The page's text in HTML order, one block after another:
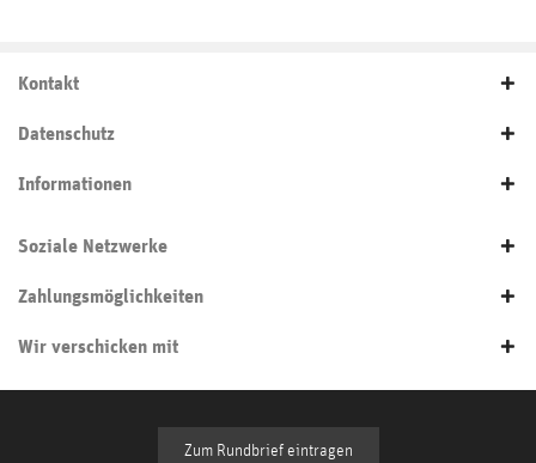
Kontakt
Datenschutz
Informationen
Soziale Netzwerke
Zahlungsmöglichkeiten
Wir verschicken mit
Zum Rundbrief eintragen